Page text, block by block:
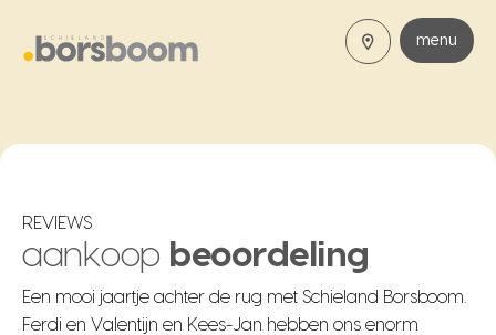
menu
REVIEWS
aankoop beoordeling
Een mooi jaartje achter de rug met Schieland Borsboom.
Ferdi en Valentijn en Kees-Jan hebben ons enorm